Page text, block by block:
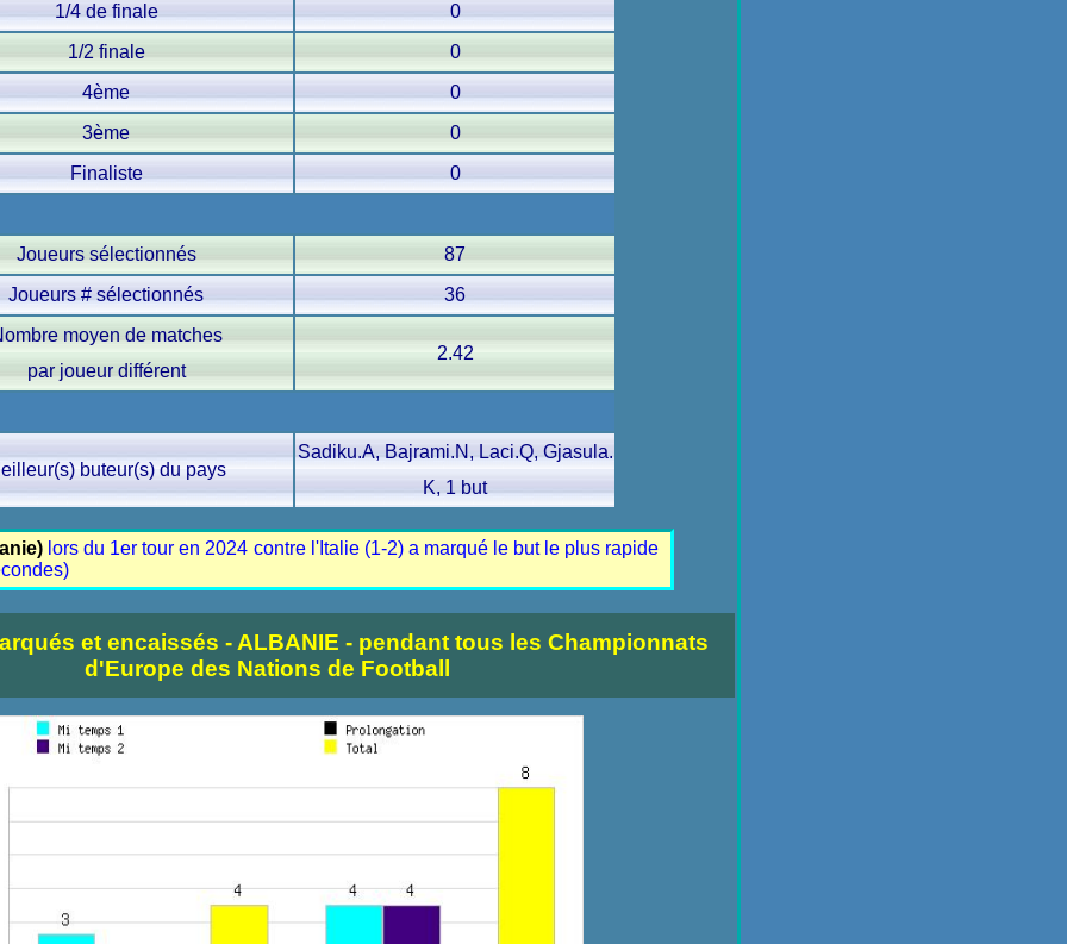
1/4 de finale
0
1/2 finale
0
4ème
0
3ème
0
Finaliste
0
Joueurs sélectionnés
87
Joueurs # sélectionnés
36
moyen de matches
par joueur différent
2.42
buteur(s) du pays
Sadiku.A, Bajrami.N, Laci.Q, Gjasula.
K, 1 but
lors du 1er tour en 2024 contre l'Italie (1-2) a marqué le but le plus rapide
et encaissés - ALBANIE - pendant tous les Championnats
d'Europe des Nations de Football